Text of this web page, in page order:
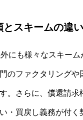
とスキームの違い
にも様々なスキーム
のファクタリングや
。さらに、償還請求
・買戻し義務が付く